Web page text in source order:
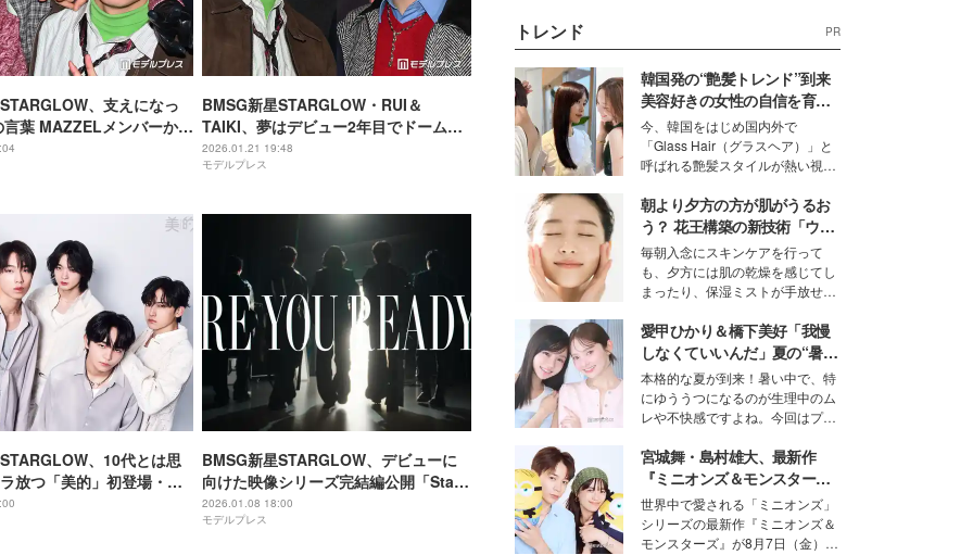
、支えになっ
言葉 MAZZELメンバーから
す
BMSG新星STARGLOW・RUI＆
TAIKI、夢はデビュー2年目でドーム
「願うというか叶えますから」
2026.01.21 19:48
モデルプレス
、10代とは思
放つ「美的」初登場・美
BMSG新星STARGLOW、デビューに
向けた映像シリーズ完結編公開「Star
Wish」リリース記念イベントも開催決
定
2026.01.08 18:00
モデルプレス
トレンド PR
韓国発の“艶髪トレンド”到来
美容好きの女性の自信を育む
「ヘアケア事情」って？
今、韓国をはじめ国内外で
「Glass Hair（グラスヘア）」と
呼ばれる艶髪スタイルが熱い視線
ションの完成度を高めるベースと
して、“髪そのものの美しさ”に改
めて注目する人が増えている様
子。今回は、そんな憧れの艶やか
な髪を日常で叶える、美容好きの
女性たちのヘアケア事情を紹介し
ます。
朝より夕方の方が肌がうるお
う？ 花王構築の新技術「ウォ
ーターキャプチャリングスキ
ン（捕水肌）」がスキンケア
の常識を変える予感
毎朝入念にスキンケアを行って
も、夕方には肌の乾燥を感じてし
まったり、保湿ミストが手放せな
な美容の常識を大きく変える可能
性を秘めた、革新的な「Water
Capturing Skin（ウォーターキャ
プチャリングスキン：捕水肌）」
技術を、花王が構築した。
愛甲ひかり＆橋下美好「我慢
しなくていいんだ」夏の“暑さ
対策”の新しい選択肢とは？
本格的な夏が到来！暑い中で、特
にゆううつになるのが生理中のム
レや不快感ですよね。今回はプラ
モデル・愛甲ひかりさんと橋下美
好さんを迎えて本音で女子会トー
ク。猛暑のお出かけを快適に過ご
すヒントや、2人が感動した夏の
生理の新常識にも迫りました。
宮城舞・島村雄大、最新作
『ミニオンズ＆モンスター
ズ』の魅力熱弁 ハチャメチャ
だけじゃない“友情と絆”に感
動
世界中で愛される「ミニオンズ」
シリーズの最新作『ミニオンズ＆
モンスターズ』が8月7日（金）に